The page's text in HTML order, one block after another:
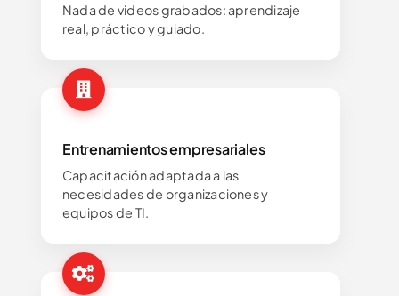
Nada de videos grabados: aprendizaje
real, práctico y guiado.
Entrenamientos empresariales
Capacitación adaptada a las
necesidades de organizaciones y
equipos de TI.